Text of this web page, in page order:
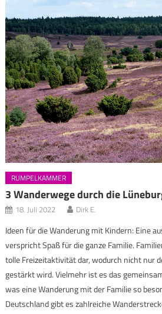
RUMPELKAMMER
3 Wanderwege durch die
18. Juli 2022 Dirk E.
Ideen für die Wanderung mit Kindern: Eine
verspricht Spaß für die ganze Familie.
tolle Freizeitaktivität dar, wodurch nicht nur
gestärkt wird. Vielmehr ist es das
was eine Wanderung mit der Familie so
Deutschland gibt es zahlreiche